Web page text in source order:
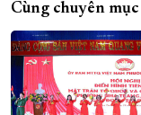
Cùng chuyên mục